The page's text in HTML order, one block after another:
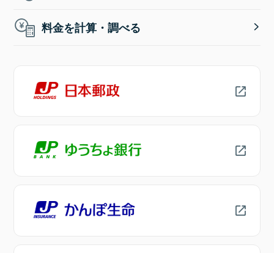
料金を計算・調べる